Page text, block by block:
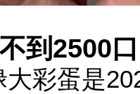
到2500口
彩蛋是